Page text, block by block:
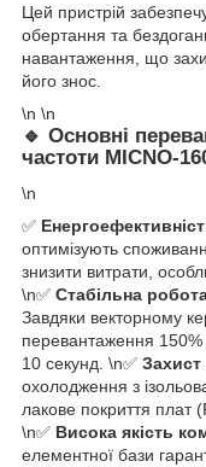
Цей пристрій
обертання та
навантаження, що
його знос.
\n \n
🔹 Основні
частоти MICNO-
\n
✅
оптимізують
знизити витрати,
\n✅ Стабільна
Завдяки векторному
перевантаження
10 секунд. \n✅ Захист
охолодження з
лакове покриття плат
\n✅ Висока якість
елементної бази